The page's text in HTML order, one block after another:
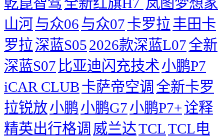
山河与众06与众07卡罗拉丰田卡
罗拉深蓝S052026款深蓝L07全新
深蓝S07 比亚迪闪充技术小鹏P7
iCAR CLUB卡萨帝空调 全新卡罗
拉锐放小鹏小鹏G7小鹏P7+诠释
精英出行格调 威兰达TCLTCL电